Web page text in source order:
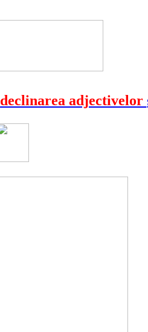
declinarea adjectivelor